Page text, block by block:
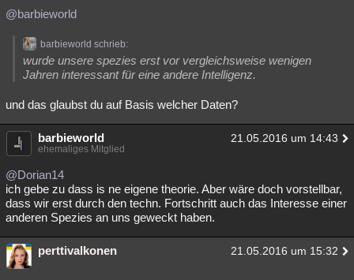
@barbieworld
barbieworld schrieb:
wurde unsere spezies erst vor vergleichsweise wenigen
Jahren interessant für eine andere Intelligenz.
und das glaubst du auf Basis welcher Daten?
barbieworld 21.05.2016 um 14:43
ehemaliges Mitglied
@Dorian14
ich gebe zu dass is ne eigene theorie. Aber wäre doch vorstellbar,
dass wir erst durch den techn. Fortschritt auch das Interesse einer
anderen Spezies an uns geweckt haben.
perttivalkonen 21.05.2016 um 15:32